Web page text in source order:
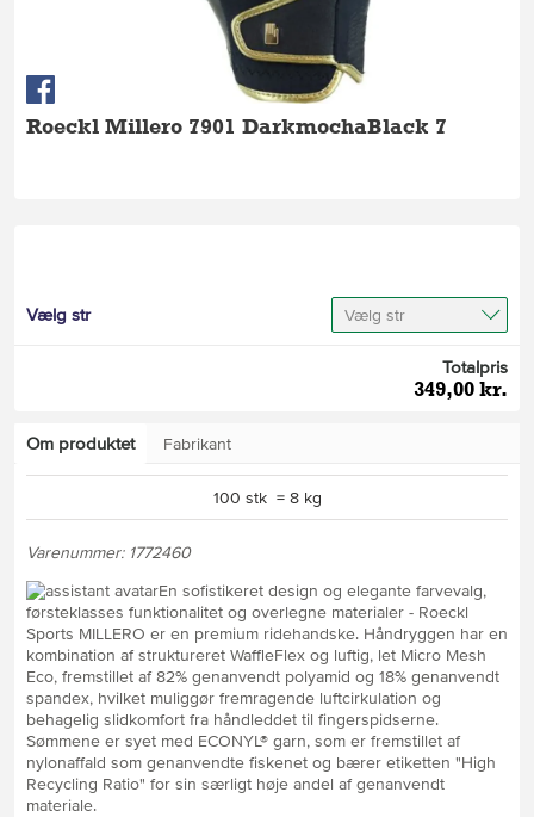
Roeckl Millero 7901 DarkmochaBlack 7
Vælg str Vælg str
Totalpris
349,00 kr.
Om produktet Fabrikant
100 stk = 8 kg
Varenummer: 1772460
En sofistikeret design og elegante farvevalg,
førsteklasses funktionalitet og overlegne materialer - Roeckl
Sports MILLERO er en premium ridehandske. Håndryggen har en
kombination af struktureret WaffleFlex og luftig, let Micro Mesh
Eco, fremstillet af 82% genanvendt polyamid og 18% genanvendt
spandex, hvilket muliggør fremragende luftcirkulation og
behagelig slidkomfort fra håndleddet til fingerspidserne.
Sømmene er syet med ECONYL® garn, som er fremstillet af
nylonaffald som genanvendte fiskenet og bærer etiketten "High
Recycling Ratio" for sin særligt høje andel af genanvendt
materiale.